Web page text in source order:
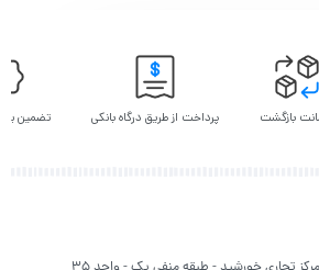
بازگشت پرداخت از طریق درگاه بانکی تضمین